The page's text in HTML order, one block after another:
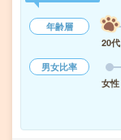
年齢層
20代
男女比率
女性